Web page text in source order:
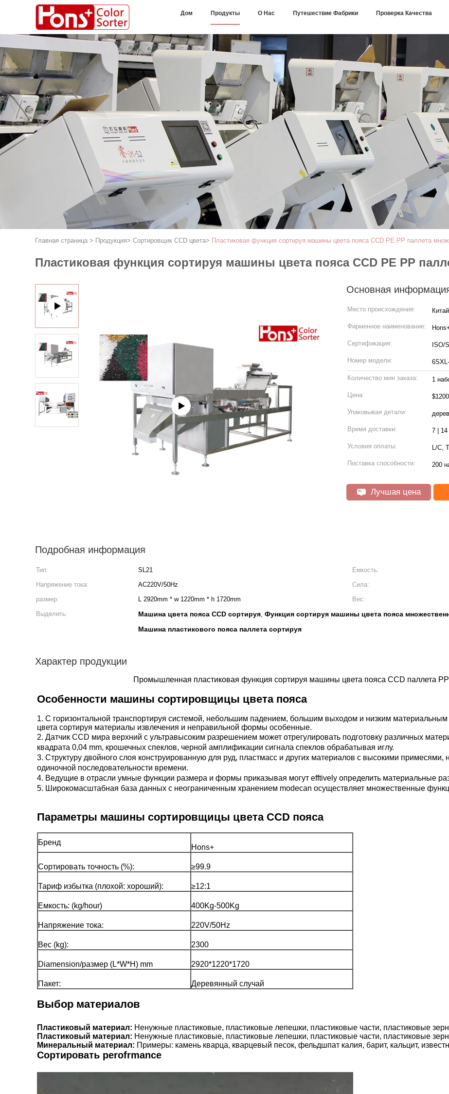
Дом Продукты О Нас Путешествие Фабрики Проверка Качества
Главная страница > Продукция> Сортировщик CCD цвета> Пластиковая функция сортируя машины цвета пояса CCD PE PP паллета
Пластиковая функция сортируя машины цвета пояса CCD PE PP
Основная
Место происхождения: Китай
Фирменное наименование:
Сертификация: ISO/
Номер модели:
Количество мин заказа: 1
Цена:
Упаковывая детали:
Время доставки: 7 |
Условия оплаты: L/C,
Поставка способности: 200
Лучшая цена
Подробная информация
Тип: SL21 Емкость:
Напряжение тока:
AC220V/50Hz Сила:
размер:
L 2920mm * w 1220mm * h 1720mm Вес:
Выделить:
Машина цвета пояса CCD сортируя, Функция сортируя машины цвета пояса
Машина пластикового пояса паллета сортируя
Характер продукции
Промышленная пластиковая функция сортируя машины цвета пояса CCD паллета
Особенности машины сортировщицы цвета пояса
1. С горизонтальной транспортируя системой, небольшим падением, большим выходом и низким
цвета сортируя материалы извлечения и неправильной формы особенные.
2. Датчик CCD мира верхний с ультравысоким разрешением может отрегулировать подготовку различных
квадрата 0,04 mm, крошечных спеклов, черной амплификации сигнала спеклов обрабатывая иглу.
3. Структуру двойного слоя конструированную для руд, пластмасс и других материалов с высокими
одиночной последовательности времени.
4. Ведущие в отрасли умные функции размера и формы приказывая могут efftively определить материальные
5. Широкомасштабная база данных с неограниченным хранением modecan осуществляет множественные
Параметры машины сортировщицы цвета CCD пояса
Бренд
Hons+
Сортировать точность (%): ≥99.9
Тариф избытка (плохой: хороший): ≥12:1
Емкость: (kg/hour) 400Kg-500Kg
Напряжение тока: 220V/50Hz
Вес (kg): 2300
Diamension/размер (L*W*H) mm 2920*1220*1720
Пакет: Деревянный случай
Выбор материалов
Пластиковый материал:
Пластиковый материал:
Минеральный материал: Примеры: камень кварца, кварцевый песок, фельдшпат калия, барит, кальцит,
Сортировать perofrmance